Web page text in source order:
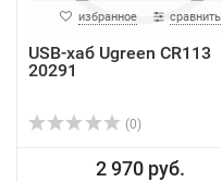
избранное сравнить
USB-хаб Ugreen CR113
20291
(0)
2 970 руб.